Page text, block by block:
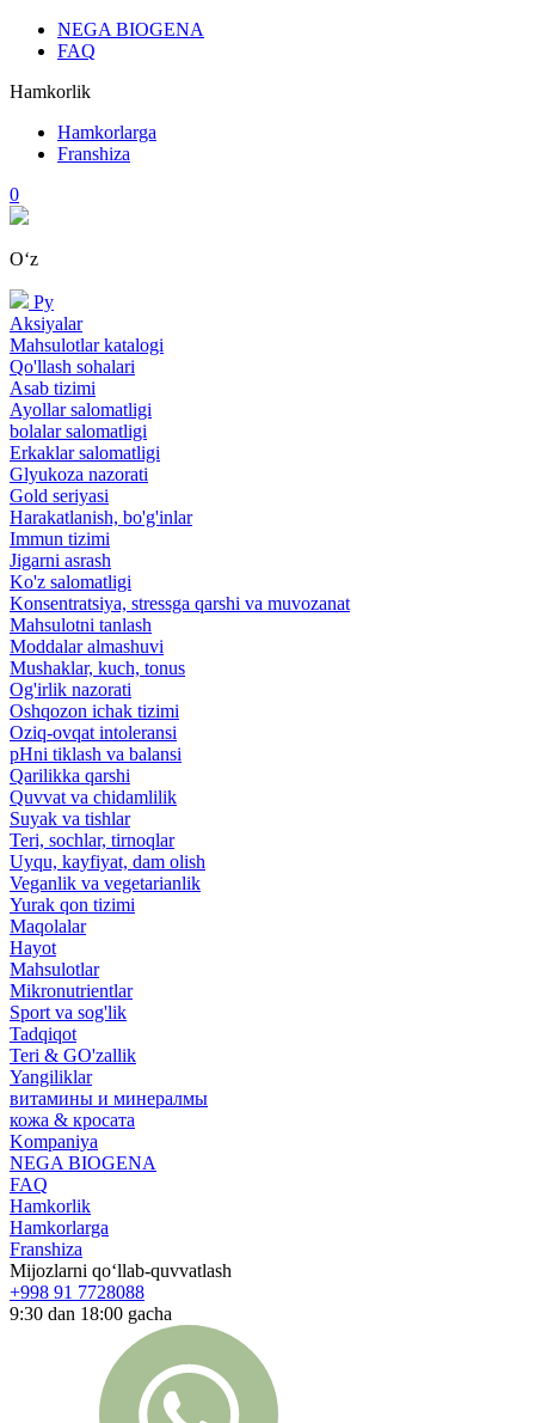
NEGA BIOGENA
FAQ
Hamkorlik
Hamkorlarga
Franshiza
0
Oʻz
Ру
Aksiyalar
Mahsulotlar katalogi
Qo'llash sohalari
Asab tizimi
Ayollar salomatligi
bolalar salomatligi
Erkaklar salomatligi
Glyukoza nazorati
Gold seriyasi
Harakatlanish, bo'g'inlar
Immun tizimi
Jigarni asrash
Ko'z salomatligi
Konsentratsiya, stressga qarshi va muvozanat
Mahsulotni tanlash
Moddalar almashuvi
Mushaklar, kuch, tonus
Og'irlik nazorati
Oshqozon ichak tizimi
Oziq-ovqat intoleransi
pHni tiklash va balansi
Qarilikka qarshi
Quvvat va chidamlilik
Suyak va tishlar
Teri, sochlar, tirnoqlar
Uyqu, kayfiyat, dam olish
Veganlik va vegetarianlik
Yurak qon tizimi
Maqolalar
Hayot
Mahsulotlar
Mikronutrientlar
Sport va sog'lik
Tadqiqot
Teri & GO'zallik
Yangiliklar
витамины и минералмы
кожа & кросата
Kompaniya
NEGA BIOGENA
FAQ
Hamkorlik
Hamkorlarga
Franshiza
Mijozlarni qo‘llab-quvvatlash
+998 91 7728088
9:30 dan 18:00 gacha